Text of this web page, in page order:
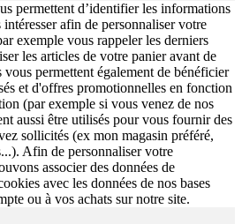
permettent d’identifier les informations
afin de personnaliser votre
exemple vous rappeler les derniers
les articles de votre panier avant de
permettent également de bénéficier
et d'offres promotionnelles en fonction
(par exemple si vous venez de nos
aussi être utilisés pour vous fournir des
sollicités (ex mon magasin préféré,
Afin de personnaliser votre
associer des données de
avec les données de nos bases
ou à vos achats sur notre site.